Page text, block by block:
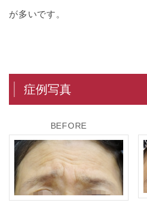
が多いです。
症例写真
BEFORE